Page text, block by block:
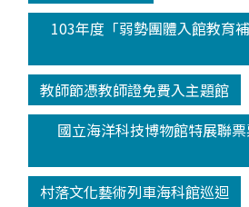
103年度「弱勢團體入館教育
教師節憑教師證免費入主題館
國立海洋科技博物館特展聯
村落文化藝術列車海科館巡迴